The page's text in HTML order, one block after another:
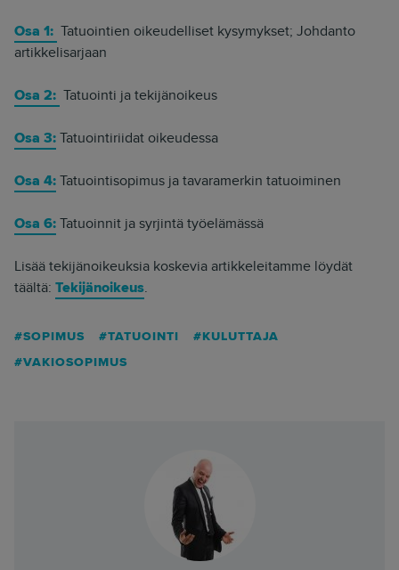
Osa 1: Tatuointien oikeudelliset kysymykset; Johdanto
artikkelisarjaan
Osa 2: Tatuointi ja tekijänoikeus
Osa 3:Tatuointiriidat oikeudessa
Osa 4:Tatuointisopimus ja tavaramerkin tatuoiminen
Osa 6:Tatuoinnit ja syrjintä työelämässä
Lisää tekijänoikeuksia koskevia artikkeleitamme löydät
täältä: Tekijänoikeus.
SOPIMUS TATUOINTI
KULUTTAJA
VAKIOSOPIMUS